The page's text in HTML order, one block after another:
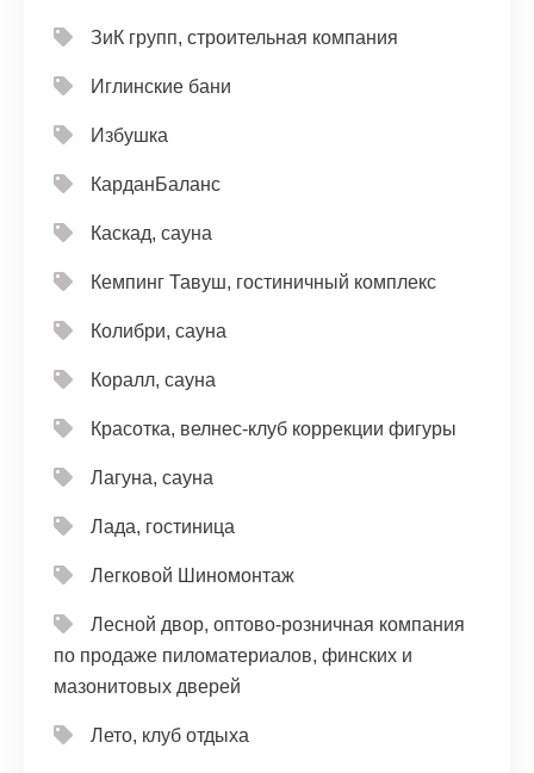
ЗиК групп, строительная компания
Иглинские бани
Избушка
КарданБаланс
Каскад, сауна
Кемпинг Тавуш, гостиничный комплекс
Колибри, сауна
Коралл, сауна
Красотка, велнес-клуб коррекции фигуры
Лагуна, сауна
Лада, гостиница
Легковой Шиномонтаж
Лесной двор, оптово-розничная компания
по продаже пиломатериалов, финских и
мазонитовых дверей
Лето, клуб отдыха